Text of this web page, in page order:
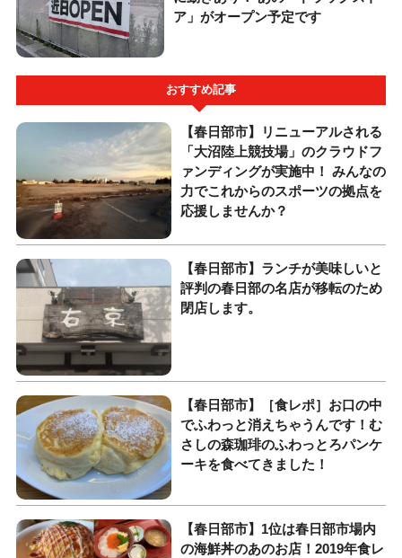
ア」がオープン予定です
おすすめ記事
【春日部市】リニューアルされる
「大沼陸上競技場」のクラウドフ
ァンディングが実施中！ みんなの
力でこれからのスポーツの拠点を
応援しませんか？
【春日部市】ランチが美味しいと
評判の春日部の名店が移転のため
閉店します。
【春日部市】［食レポ］お口の中
でふわっと消えちゃうんです！む
さしの森珈琲のふわっとろパンケ
ーキを食べてきました！
【春日部市】1位は春日部市場内
の海鮮丼のあのお店！2019年食レ